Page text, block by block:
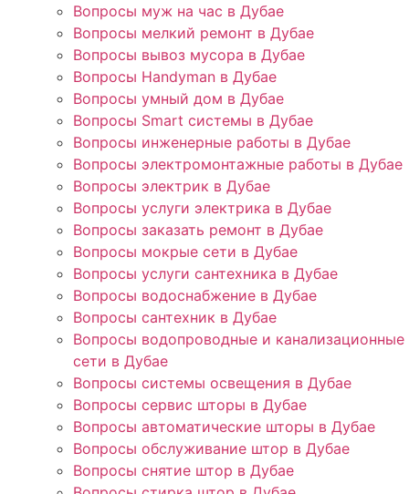
Вопросы муж на час в Дубае
Вопросы мелкий ремонт в Дубае
Вопросы вывоз мусора в Дубае
Вопросы Handyman в Дубае
Вопросы умный дом в Дубае
Вопросы Smart системы в Дубае
Вопросы инженерные работы в Дубае
Вопросы электромонтажные работы в Дубае
Вопросы электрик в Дубае
Вопросы услуги электрика в Дубае
Вопросы заказать ремонт в Дубае
Вопросы мокрые сети в Дубае
Вопросы услуги сантехника в Дубае
Вопросы водоснабжение в Дубае
Вопросы сантехник в Дубае
Вопросы водопроводные и канализационные
сети в Дубае
Вопросы системы освещения в Дубае
Вопросы сервис шторы в Дубае
Вопросы автоматические шторы в Дубае
Вопросы обслуживание штор в Дубае
Вопросы снятие штор в Дубае